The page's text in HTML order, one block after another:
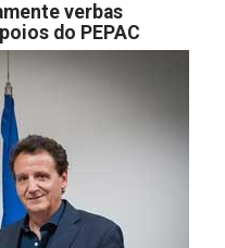
verbas
do PEPAC